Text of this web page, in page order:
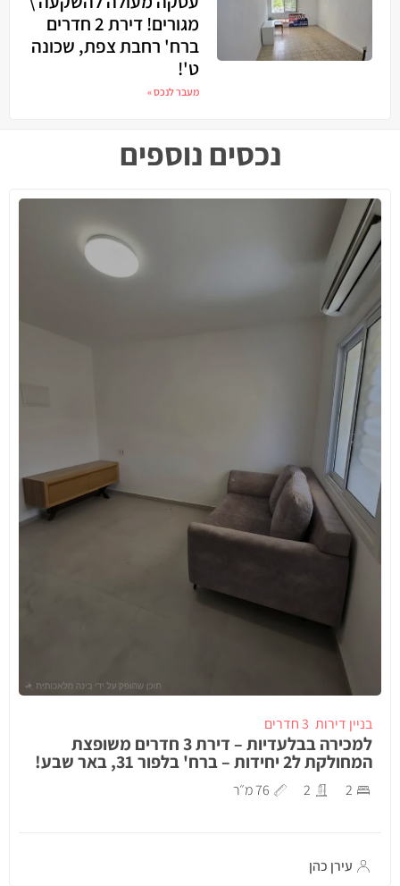
מגורים! דירת 2 חדרים
ברח' רחבת צפת, שכונה
ט'!
מעבר לנכס »
נכסים נוספים
בניין דירות 3 חדרים
למכירה בבלעדיות – דירת 3 חדרים משופצת
המחולקת ל2 יחידות – ברח' בלפור 31, באר שבע!
2
2 76 מ״ר
עירן כהן